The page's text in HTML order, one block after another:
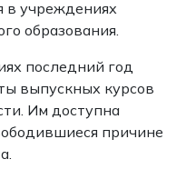
в учреждениях
образования.
последний год
выпускных курсов
Им доступна
причине